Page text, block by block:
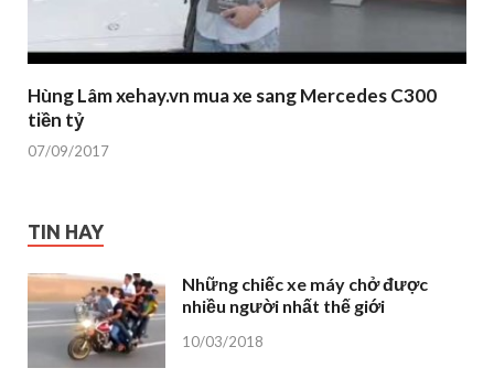
Hùng Lâm xehay.vn mua xe sang Mercedes C300
tiền tỷ
07/09/2017
TIN HAY
Những chiếc xe máy chở được
nhiều người nhất thế giới
10/03/2018